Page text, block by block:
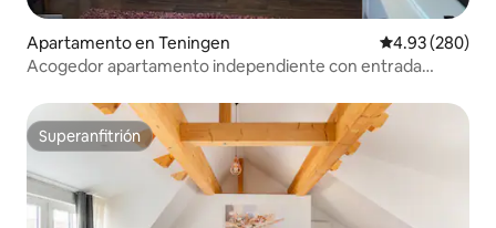
Apartamento en Teningen Calificación
4.93 (280)
Acogedor apartamento independiente con entrada
Superanfitrión
Superanfitrión